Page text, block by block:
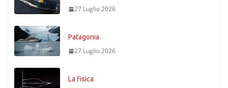
27 Luglio 2026
Patagonia
27 Luglio 2026
La fisica